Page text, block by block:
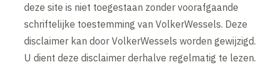
deze site is niet toegestaan zonder voorafgaande
schriftelijke toestemming van VolkerWessels. Deze
disclaimer kan door VolkerWessels worden gewijzigd.
U dient deze disclaimer derhalve regelmatig te lezen.